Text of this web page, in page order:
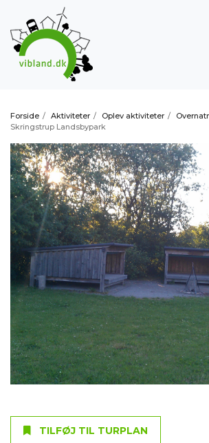
Forside / Aktiviteter / Oplev aktiviteter /
Skringstrup Landsbypark
TILFØJ TIL TURPLAN